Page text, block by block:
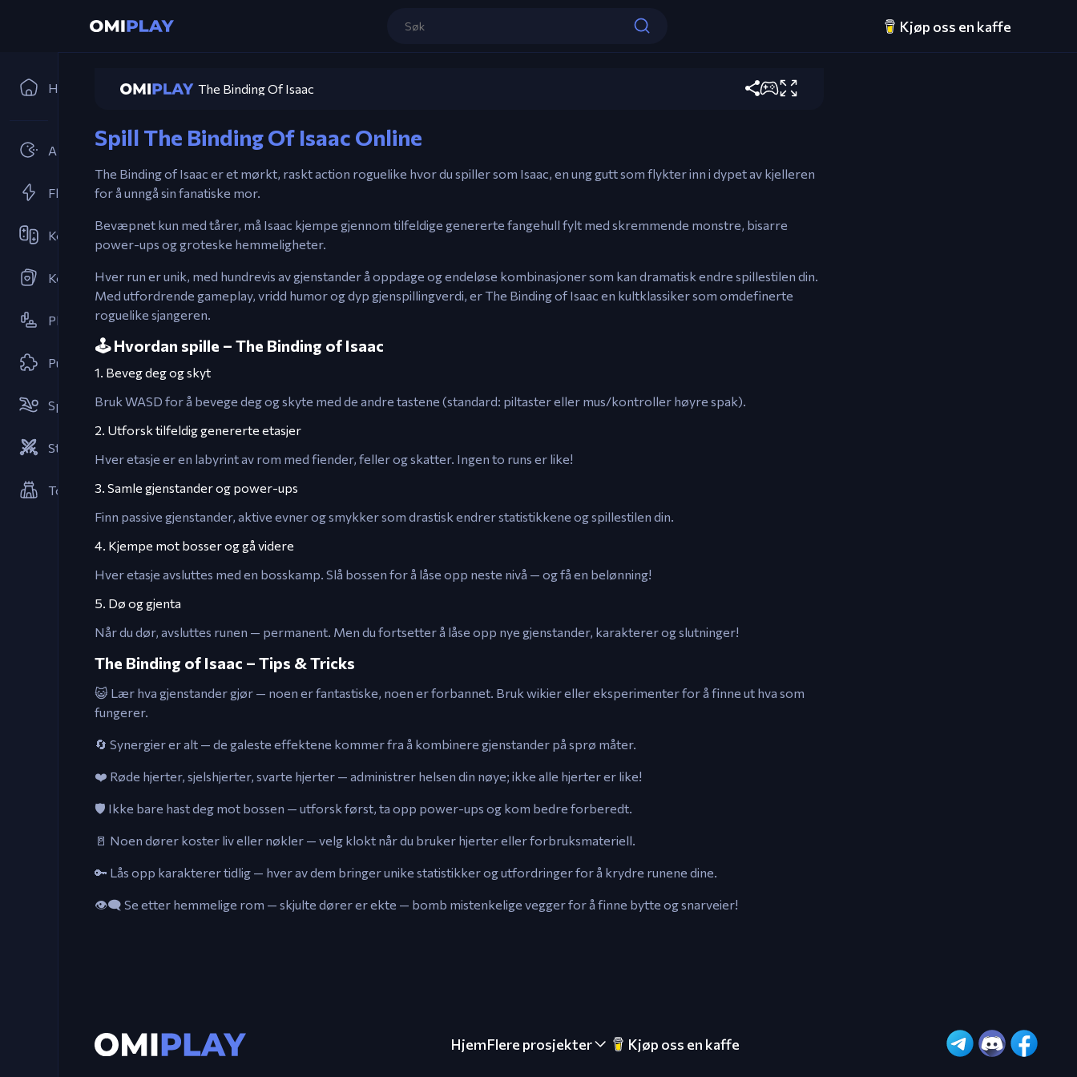
Kjøp oss en kaffe
Hjem
Arkader
Flash Spill
Kooperativ
Kortspill
Plattformspill
Puslespill
Sportspill
Strategier
Tower Defense-spill
The Binding Of Isaac
Kontroller
Mus / Piltaster – Skyte.
Spill The Binding Of Isaac Online
The Binding of Isaac er et mørkt, raskt action roguelike hvor du spiller som Isaac, en ung gutt som flykter inn i dypet av kjelleren
for å unngå sin fanatiske mor.
Bevæpnet kun med tårer, må Isaac kjempe gjennom tilfeldige genererte fangehull fylt med skremmende monstre, bisarre
power-ups og groteske hemmeligheter.
Hver run er unik, med hundrevis av gjenstander å oppdage og endeløse kombinasjoner som kan dramatisk endre spillestilen din.
Med utfordrende gameplay, vridd humor og dyp gjenspillingverdi, er The Binding of Isaac en kultklassiker som omdefinerte
roguelike sjangeren.
🕹️ Hvordan spille – The Binding of Isaac
1. Beveg deg og skyt
Bruk WASD for å bevege deg og skyte med de andre tastene (standard: piltaster eller mus/kontroller høyre spak).
2. Utforsk tilfeldig genererte etasjer
Hver etasje er en labyrint av rom med fiender, feller og skatter. Ingen to runs er like!
3. Samle gjenstander og power-ups
Finn passive gjenstander, aktive evner og smykker som drastisk endrer statistikkene og spillestilen din.
4. Kjempe mot bosser og gå videre
Hver etasje avsluttes med en bosskamp. Slå bossen for å låse opp neste nivå — og få en belønning!
5. Dø og gjenta
Når du dør, avsluttes runen — permanent. Men du fortsetter å låse opp nye gjenstander, karakterer og slutninger!
The Binding of Isaac – Tips & Tricks
😺 Lær hva gjenstander gjør — noen er fantastiske, noen er forbannet. Bruk wikier eller eksperimenter for å finne ut hva som
fungerer.
🔄 Synergier er alt — de galeste effektene kommer fra å kombinere gjenstander på sprø måter.
❤️ Røde hjerter, sjelshjerter, svarte hjerter — administrer helsen din nøye; ikke alle hjerter er like!
🛡️ Ikke bare hast deg mot bossen — utforsk først, ta opp power-ups og kom bedre forberedt.
🚪 Noen dører koster liv eller nøkler — velg klokt når du bruker hjerter eller forbruksmateriell.
🔑 Lås opp karakterer tidlig — hver av dem bringer unike statistikker og utfordringer for å krydre runene dine.
👁️‍🗨️ Se etter hemmelige rom — skjulte dører er ekte — bomb mistenkelige vegger for å finne bytte og snarveier!
HjemFlere prosjekter Kjøp oss en kaffe